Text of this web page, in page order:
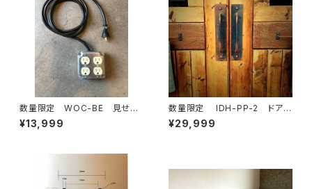
数量限定 WOC-BE 見せる
延長コード コンセント 本体＋
カバーセット （ベージュ）延長コ
¥13,999
数量限定 IDH-PP-2 ドアノ
ブ 40cm 押す＋引く / 2セッ
ト ダブルドア用 観音開き
¥29,999